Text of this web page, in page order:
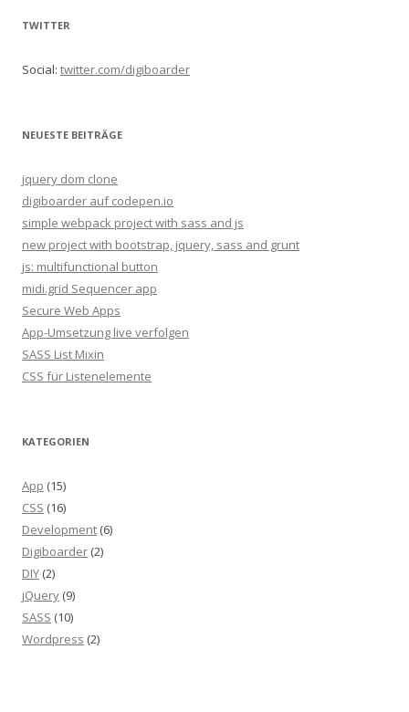
h
n
c
:
TWITTER
Social: twitter.com/digiboarder
NEUESTE BEITRÄGE
jquery dom clone
digiboarder auf codepen.io
simple webpack project with sass and js
new project with bootstrap, jquery, sass and grunt
js: multifunctional button
midi.grid Sequencer app
Secure Web Apps
App-Umsetzung live verfolgen
SASS List Mixin
CSS für Listenelemente
KATEGORIEN
App (15)
CSS (16)
Development (6)
Digiboarder (2)
DIY (2)
jQuery (9)
SASS (10)
Wordpress (2)